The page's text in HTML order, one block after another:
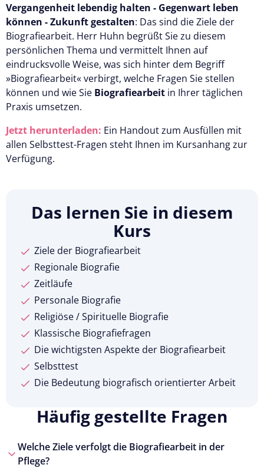
Vergangenheit lebendig halten - Gegenwart leben
können - Zukunft gestalten: Das sind die Ziele der
Biografiearbeit. Herr Huhn begrüßt Sie zu diesem
persönlichen Thema und vermittelt Ihnen auf
eindrucksvolle Weise, was sich hinter dem Begriff
»Biografiearbeit« verbirgt, welche Fragen Sie stellen
können und wie Sie Biografiearbeit in Ihrer täglichen
Praxis umsetzen.
Jetzt herunterladen: Ein Handout zum Ausfüllen mit
allen Selbsttest-Fragen steht Ihnen im Kursanhang zur
Verfügung.
Das lernen Sie in diesem
Kurs
Ziele der Biografiearbeit
Regionale Biografie
Zeitläufe
Personale Biografie
Religiöse / Spirituelle Biografie
Klassische Biografiefragen
Die wichtigsten Aspekte der Biografiearbeit
Selbsttest
Die Bedeutung biografisch orientierter Arbeit
Häufig gestellte Fragen
Welche Ziele verfolgt die Biografiearbeit in der
Pflege?